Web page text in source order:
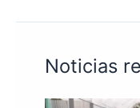
Noticias